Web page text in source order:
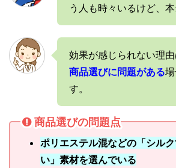
う人も時々いるけど、本
効果が感じられない理由
商品選びに問題がある
す。
商品選びの問題点
ポリエステル混などの「シル
い」素材を選んでいる